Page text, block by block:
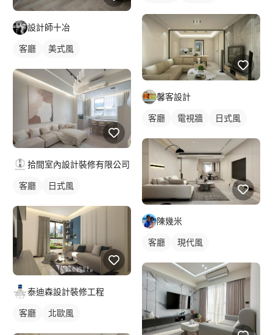
設計師十冶
客廳 美式風
拾間室內設計裝修有限公司
客廳 日式風
泰迪森設計裝修工程
客廳 北歐風
馨客設計
客廳 電視牆 日式風
陳幾米
客廳 現代風